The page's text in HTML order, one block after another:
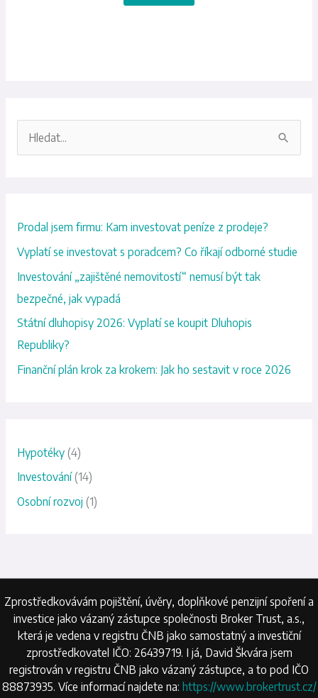
e
d
a
t
p
r
Prodal jsem firmu: Kam investovat peníze z prodeje?
Vyplatí se investovat s poradcem? Co říkají odborné studie
Investování „zajištěné nemovitostí“ nemusí být tak
bezpečné, jak vypadá
Státní dluhopisy 2026: Vyplatí se koupit Dluhopis
Republiky?
Finanční plán krok za krokem: Jak ho sestavit v roce 2026
Hypotéky(4)
Investování(14)
Osobní rozvoj (1)
Zprostředkovávám pojištění, úvěry, doplňkové penzijní spoření a
investice jako vázaný zástupce společnosti Broker Trust, a.s.,
která je vedena v registru ČNB jako samostatný a investiční
zprostředkovatel IČO: 26439719. I já, David Škvára jsem
registrován v registru ČNB jako vázaný zástupce, a to pod IČO
88873935. Více informací najdete na: https://www.brokertrust.cz/